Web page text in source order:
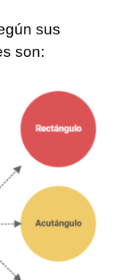
sus
son: